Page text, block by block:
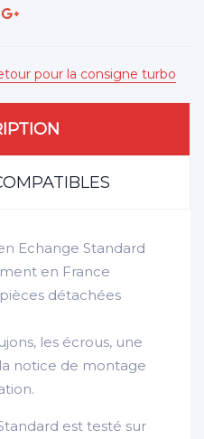
pour la consigne turbo
Echange Standard
en France
détachées
les écrous, une
notice de montage
est testé sur